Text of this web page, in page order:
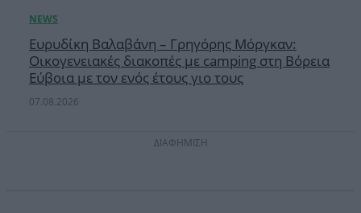
Ευρυδίκη Βαλαβάνη – Γρηγόρης Μόργκαν:
Οικογενειακές διακοπές με camping στη Βόρεια
Εύβοια με τον ενός έτους γιο τους
07.08.2026
ΔΙΑΦΗΜΙΣΗ